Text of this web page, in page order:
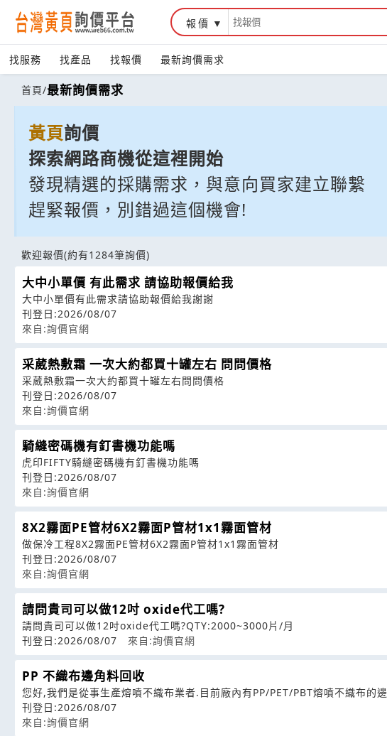
報價
找服務 找產品 找報價 最新詢價需求
首頁/最新詢價需求
黃頁詢價
探索網路商機從這裡開始
發現精選的採購需求，與意向買家建立聯繫
趕緊報價，別錯過這個機會!
歡迎報價(約有1284筆詢價)
大中小單價 有此需求 請協助報價給我
大中小單價有此需求請協助報價給我謝謝
刊登日:2026/08/07
來自:詢價官網
采葳熱敷霜 一次大約都買十罐左右 問問價格
采葳熱敷霜一次大約都買十罐左右問問價格
刊登日:2026/08/07
來自:詢價官網
騎縫密碼機有釘書機功能嗎
虎印FIFTY騎縫密碼機有釘書機功能嗎
刊登日:2026/08/07
來自:詢價官網
8X2霧面PE管材6X2霧面P管材1x1霧面管材
做保冷工程8X2霧面PE管材6X2霧面P管材1x1霧面管材
刊登日:2026/08/07
來自:詢價官網
請問貴司可以做12吋 oxide代工嗎?
請問貴司可以做12吋oxide代工嗎?QTY:2000~3000片/月
刊登日:2026/08/07
來自:詢價官網
PP 不織布邊角料回收
您好,我們是從事生產熔噴不織布業者.目前廠內有PP/PET/PBT熔噴不織布的邊
刊登日:2026/08/07
來自:詢價官網